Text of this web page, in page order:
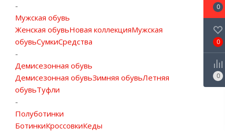
-
Мужская обувь
Женская обувьНовая коллекцияМужская
обувьСумкиСредства
-
Демисезонная обувь
Демисезонная обувьЗимняя обувьЛетняя
обувьТуфли
-
Полуботинки
БотинкиКроссовкиКеды
0
0
0